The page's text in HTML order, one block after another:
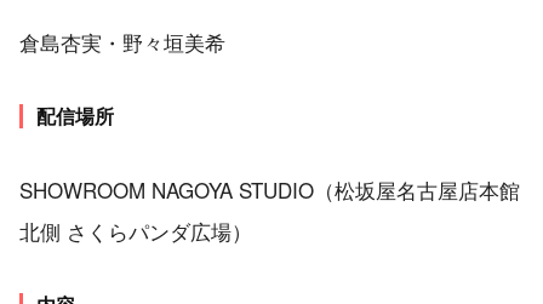
倉島杏実・野々垣美希
配信場所
SHOWROOM NAGOYA STUDIO（松坂屋名古屋店本館
北側 さくらパンダ広場）